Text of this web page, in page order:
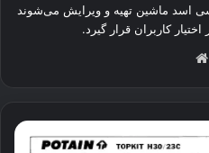
اسد ماشین تهیه و ویرایش می‌شوند
کاربران قرار گیرد.